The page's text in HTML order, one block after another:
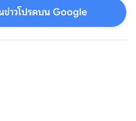
ข่าวโปรดบน Google